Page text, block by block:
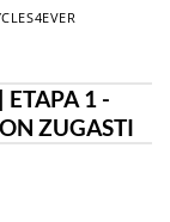
ETAPA 1 -
ZUGASTI